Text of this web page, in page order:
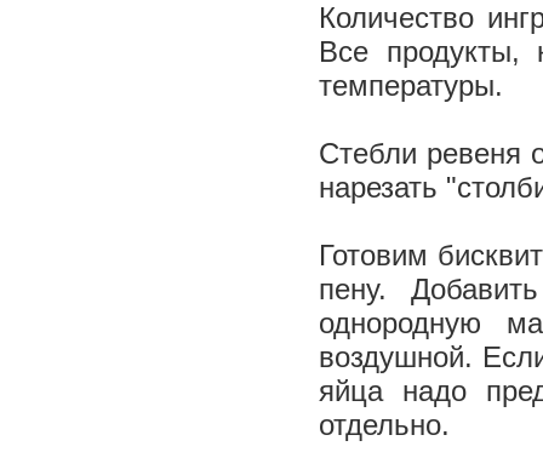
Количество
Все продукты,
температуры.
Стебли ревеня
нарезать
Готовим
пену.
однородную
воздушной.
яйца надо
отдельно.